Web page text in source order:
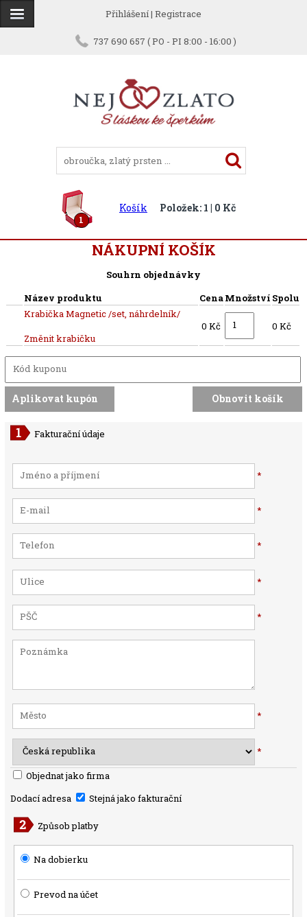
Přihlášení| Registrace
737 690 657 ( PO - PI 8:00 - 16:00 )
1
Košík Položek: 1 | 0 Kč
NÁKUPNÍ KOŠÍK
Souhrn objednávky
Název produktu
CenaMnožství Spolu
Krabička Magnetic /set, náhrdelník/
Změnit krabičku
0 Kč 0 Kč
Fakturační údaje
*
*
*
*
*
*
*
Objednat jako firma
Dodací adresa
Stejná jako fakturační
Způsob platby
Na dobierku
Prevod na účet